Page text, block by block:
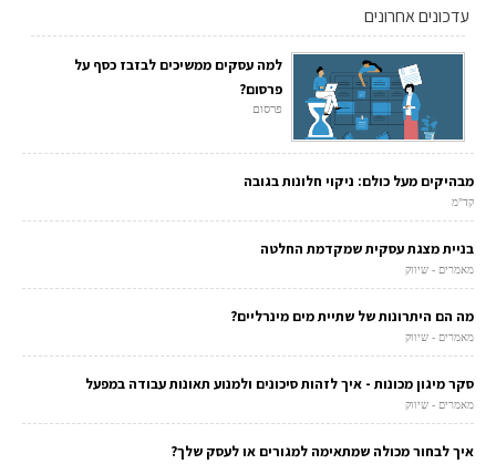
עדכונים אחרונים
למה עסקים ממשיכים לבזבז כסף על
פרסום?
פרסום
מבהיקים מעל כולם: ניקוי חלונות בגובה
קד"מ
בניית מצגת עסקית שמקדמת החלטה
מאמרים - שיווק
מה הם היתרונות של שתיית מים מינרליים?
מאמרים - שיווק
סקר מיגון מכונות - איך לזהות סיכונים ולמנוע תאונות עבודה במפעל
מאמרים - שיווק
איך לבחור מכולה שמתאימה למגורים או לעסק שלך?